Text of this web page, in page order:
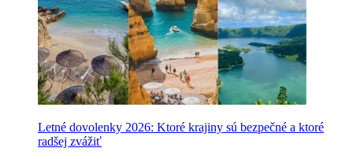
Letné dovolenky 2026: Ktoré krajiny sú bezpečné a ktoré
radšej zvážiť